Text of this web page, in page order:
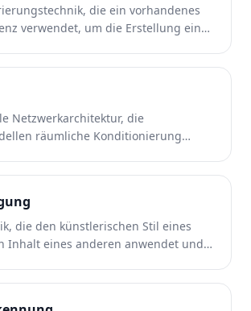
die ein vorhandenes
verwendet, um die Erstellung eines
Netzwerkarchitektur, die
räumliche Konditionierung
ermöglicht.
die den künstlerischen Stil eines
Inhalt eines anderen anwendet und